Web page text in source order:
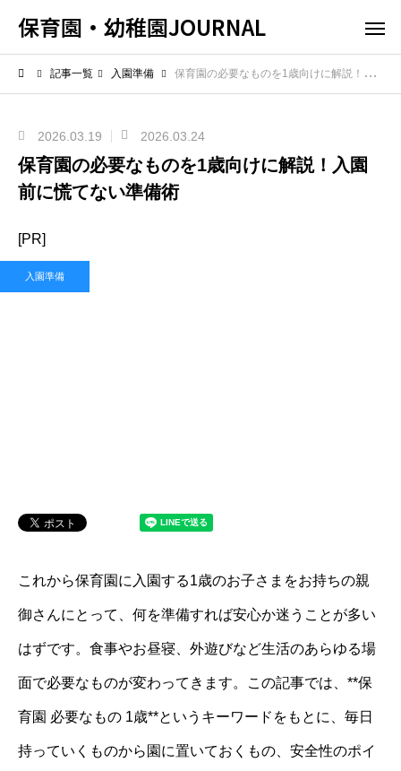
保育園・幼稚園JOURNAL
記事一覧 入園準備 保育園の必要なものを1歳向けに解説！入園前に慌てない準備術
2026.03.19 2026.03.24
保育園の必要なものを1歳向けに解説！入園
前に慌てない準備術
[PR]
入園準備
これから保育園に入園する1歳のお子さまをお持ちの親
御さんにとって、何を準備すれば安心か迷うことが多い
はずです。食事やお昼寝、外遊びなど生活のあらゆる場
面で必要なものが変わってきます。この記事では、**保
育園 必要なもの 1歳**というキーワードをもとに、毎日
持っていくものから園に置いておくもの、安全性のポイ